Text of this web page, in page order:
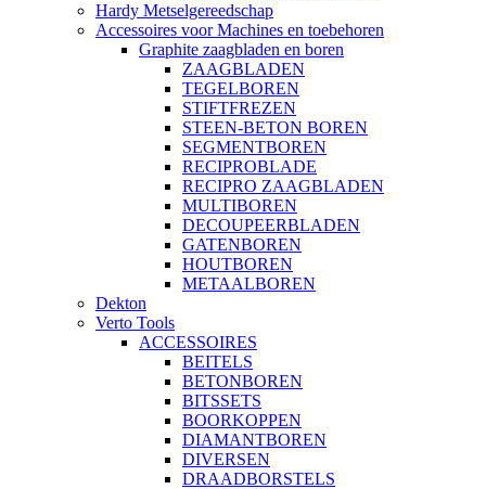
Hardy Metselgereedschap
Accessoires voor Machines en toebehoren
Graphite zaagbladen en boren
ZAAGBLADEN
TEGELBOREN
STIFTFREZEN
STEEN-BETON BOREN
SEGMENTBOREN
RECIPROBLADE
RECIPRO ZAAGBLADEN
MULTIBOREN
DECOUPEERBLADEN
GATENBOREN
HOUTBOREN
METAALBOREN
Dekton
Verto Tools
ACCESSOIRES
BEITELS
BETONBOREN
BITSSETS
BOORKOPPEN
DIAMANTBOREN
DIVERSEN
DRAADBORSTELS